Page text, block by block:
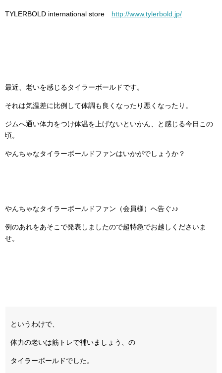
TYLERBOLD international store http://www.tylerbold.jp/
最近、老いを感じるタイラーボールドです。
それは気温差に比例して体調も良くなったり悪くなったり。
ジムへ通い体力をつけ体温を上げないといかん、と感じる今日この
頃。
やんちゃなタイラーボールドファンはいかがでしょうか？
やんちゃなタイラーボールドファン（会員様）へ告ぐ♪♪
例のあれをあそこで発表しましたので超特急でお越しくださいま
せ。
というわけで、
体力の老いは筋トレで補いましょう、の
タイラーボールドでした。